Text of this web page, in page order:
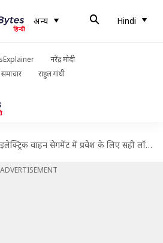
अन्य Hindi
नरेंद्र मोदी
राहुल गांधी
इलेक्ट्रिक वाहन सेगमेंट में प्रवेश के लिए सही लॉन्चिंग टाइम तलाश रही सोनी
ADVERTISEMENT